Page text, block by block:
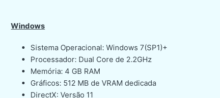
Windows
Sistema Operacional: Windows 7(SP1)+
Processador: Dual Core de 2.2GHz
Memória: 4 GB RAM
Gráficos: 512 MB de VRAM dedicada
DirectX: Versão 11